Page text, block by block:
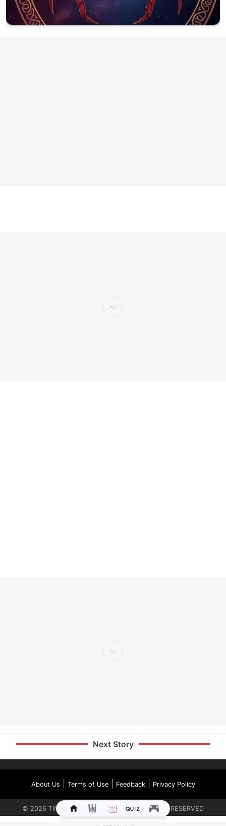
Next Story
About Us Terms of Use| Feedback| Privacy Policy
© 2026 TIMES INTERNET LIMITED. ALL RIGHTS RESERVED